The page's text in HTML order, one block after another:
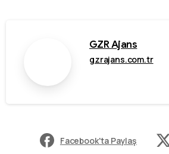
GZR Ajans
gzrajans.com.tr
Facebook'ta Paylaş